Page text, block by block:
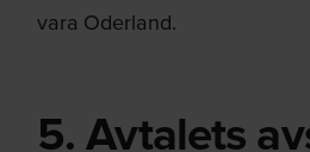
vara Oderland.
5. Avtalets